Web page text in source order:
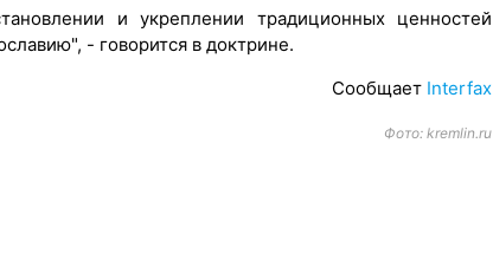
и укреплении традиционных ценностей
- говорится в доктрине.
Сообщает Interfax
Фото: kremlin.ru